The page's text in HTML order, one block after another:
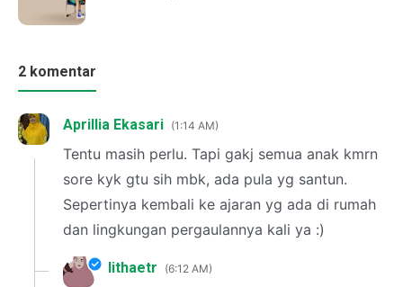
2 komentar
Aprillia Ekasari 1:14 AM
Tentu masih perlu. Tapi gakj semua anak kmrn
sore kyk gtu sih mbk, ada pula yg santun.
Sepertinya kembali ke ajaran yg ada di rumah
dan lingkungan pergaulannya kali ya :)
lithaetr 6:12 AM